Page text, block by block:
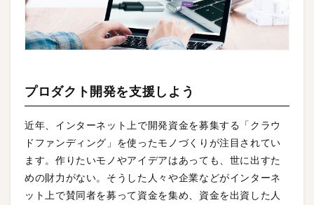
プロダクト開発を支援しよう
近年、インターネット上で開発資金を募集する「クラウ
ドファンディング」を使ったモノづくりが注目されてい
ます。作りたいモノやアイデアはあっても、世に出すた
めの財力がない。そうした人々や企業などがインターネ
ット上で賛同者を募って資金を集め、資金を出資した人